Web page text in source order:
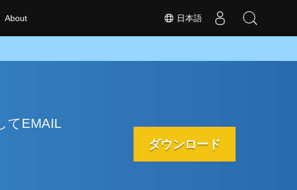
日本語
About
てEMAIL
ダウンロード